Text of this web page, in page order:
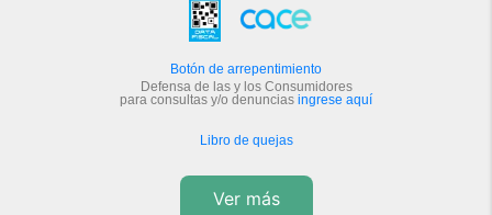
Botón de arrepentimiento
Defensa de las y los Consumidores
para consultas y/o denuncias ingrese aquí
Libro de quejas
Ver más